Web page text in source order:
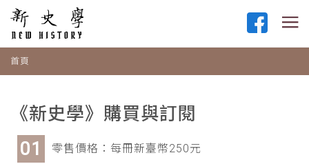
首頁
《新史學》購買與訂閱
零售價格：每冊新臺幣250元